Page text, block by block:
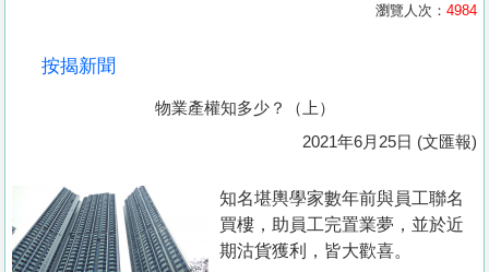
置
業
瀏覽人次： 4984
按揭新聞
物業產權知多少？（上）
2021年6月25日 (文匯報)
知名堪輿學家數年前與員工聯名
買樓，助員工完置業夢，並於近
期沽貨獲利，皆大歡喜。